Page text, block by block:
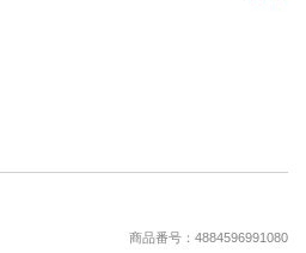
商品番号：4884596991080